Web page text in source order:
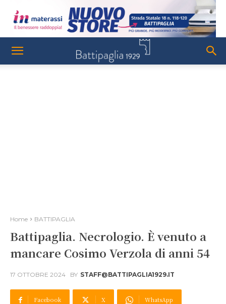
Home BATTIPAGLIA
Battipaglia. Necrologio. È venuto a
mancare Cosimo Verzola di anni 54
17 OTTOBRE 2024 BY STAFF@BATTIPAGLIA1929.IT
Facebook X WhatsApp